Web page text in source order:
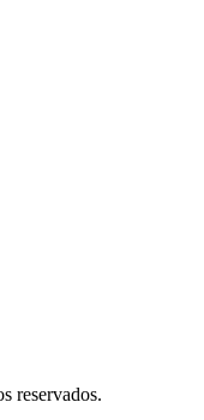
reservados.